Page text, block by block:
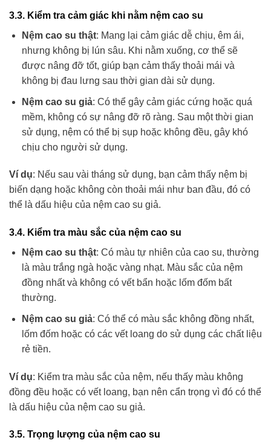
3.3. Kiểm tra cảm giác khi nằm nệm cao su
Nệm cao su thật: Mang lại cảm giác dễ chịu, êm ái,
nhưng không bị lún sâu. Khi nằm xuống, cơ thể sẽ
được nâng đỡ tốt, giúp bạn cảm thấy thoải mái và
không bị đau lưng sau thời gian dài sử dụng.
Nệm cao su giả: Có thể gây cảm giác cứng hoặc quá
mềm, không có sự nâng đỡ rõ ràng. Sau một thời gian
sử dụng, nệm có thể bị sụp hoặc không đều, gây khó
chịu cho người sử dụng.
Ví dụ: Nếu sau vài tháng sử dụng, bạn cảm thấy nệm bị
biến dạng hoặc không còn thoải mái như ban đầu, đó có
thể là dấu hiệu của nệm cao su giả.
3.4. Kiểm tra màu sắc của nệm cao su
Nệm cao su thật: Có màu tự nhiên của cao su, thường
là màu trắng ngà hoặc vàng nhạt. Màu sắc của nệm
đồng nhất và không có vết bẩn hoặc lốm đốm bất
thường.
Nệm cao su giả: Có thể có màu sắc không đồng nhất,
lốm đốm hoặc có các vết loang do sử dụng các chất liệu
rẻ tiền.
Ví dụ: Kiểm tra màu sắc của nệm, nếu thấy màu không
đồng đều hoặc có vết loang, bạn nên cẩn trọng vì đó có thể
là dấu hiệu của nệm cao su giả.
3.5. Trọng lượng của nệm cao su